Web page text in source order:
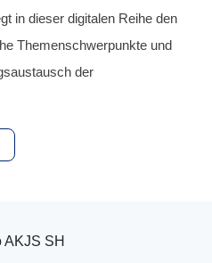
in dieser digitalen Reihe den
Themenschwerpunkte und
der